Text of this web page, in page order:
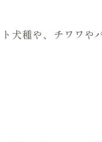
犬種や、チワワや